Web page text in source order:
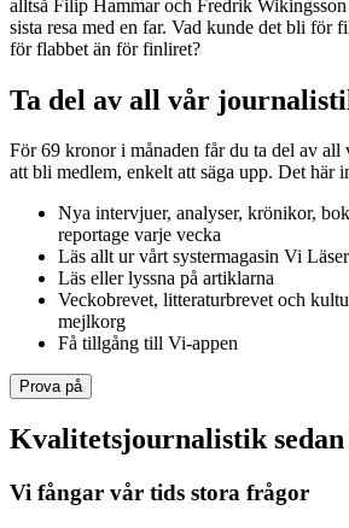
alltså Filip Hammar och Fredrik
sista resa med en far. Vad kunde det bli för
för flabbet än för finliret?
Ta del av all vår
För 69 kronor i månaden får du ta del av
att bli medlem, enkelt att säga upp. Det här
Nya intervjuer, analyser, krönikor,
reportage varje vecka
Läs allt ur vårt systermagasin Vi Läser
Läs eller lyssna på artiklarna
Veckobrevet, litteraturbrevet och
mejlkorg
Få tillgång till Vi-appen
Prova på
Kvalitetsjournalistik sedan
Vi fångar vår tids stora frågor